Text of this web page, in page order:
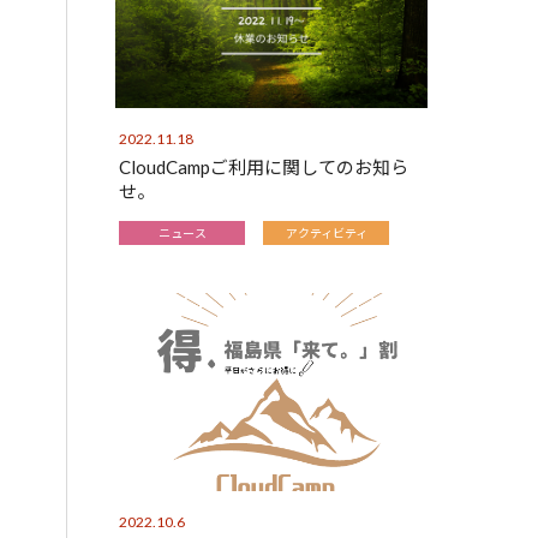
2022.11.18
CloudCampご利用に関してのお知ら
せ。
ニュース アクティビティ
2022.10.6